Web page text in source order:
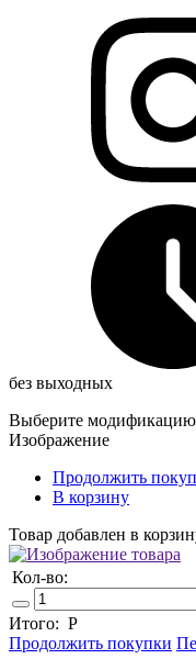
без выходных
Выберите модификацию
Изображение
Продолжить
В корзину
Товар добавлен в
Кол-во:
Итого: Р
Продолжить покупки